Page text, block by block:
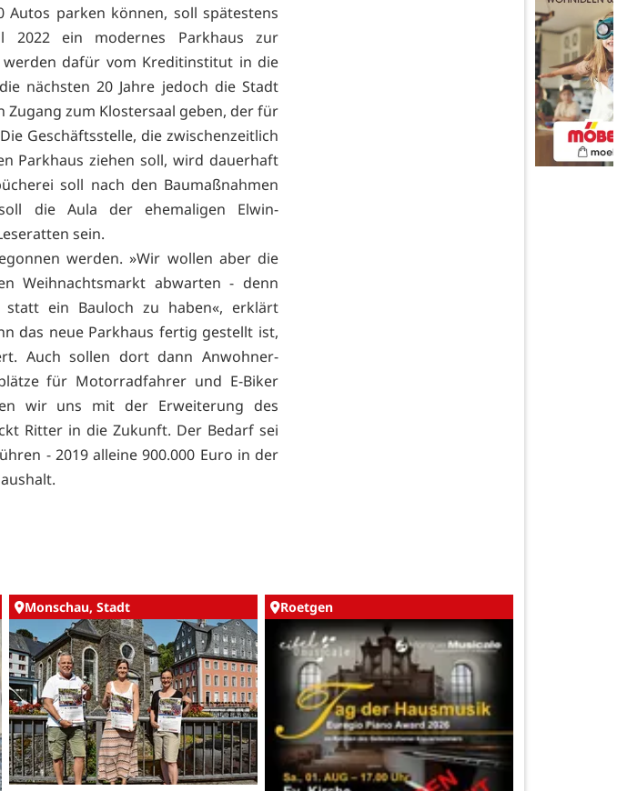
parken können, soll spätestens
2022 ein modernes Parkhaus zur
dafür vom Kreditinstitut in die
nächsten 20 Jahre jedoch die Stadt
zum Klostersaal geben, der für
Geschäftsstelle, die zwischenzeitlich
Parkhaus ziehen soll, wird dauerhaft
soll nach den Baumaßnahmen
die Aula der ehemaligen Elwin-
sein.
werden. »Wir wollen aber die
Weihnachtsmarkt abwarten - denn
ein Bauloch zu haben«, erklärt
das neue Parkhaus fertig gestellt ist,
Auch sollen dort dann Anwohner-
für Motorradfahrer und E-Biker
wir uns mit der Erweiterung des
Ritter in die Zukunft. Der Bedarf sei
- 2019 alleine 900.000 Euro in der
Monschau, Stadt Roetgen